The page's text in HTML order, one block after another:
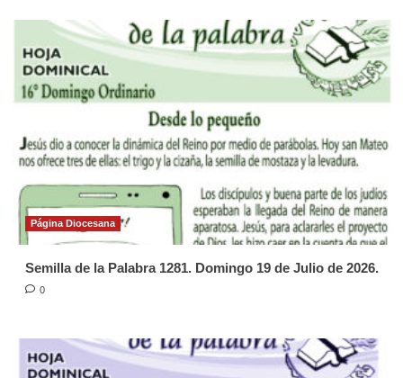
Página Diocesana
Semilla de la Palabra 1281. Domingo 19 de Julio de 2026.
0